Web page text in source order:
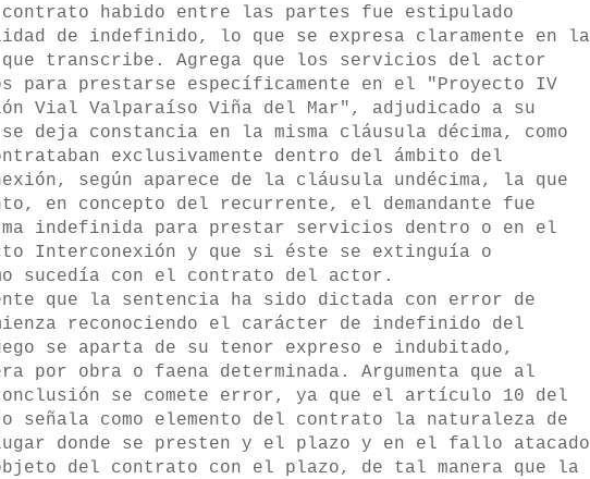
habido entre las partes fue estipulado
de indefinido, lo que se expresa claramente en la
transcribe. Agrega que los servicios del actor
para prestarse específicamente en el "Proyecto IV
Vial Valparaíso Viña del Mar", adjudicado a su
deja constancia en la misma cláusula décima, como
exclusivamente dentro del ámbito del
según aparece de la cláusula undécima, la que
en concepto del recurrente, el demandante fue
indefinida para prestar servicios dentro o en el
Interconexión y que si éste se extinguía o
sucedía con el contrato del actor.
que la sentencia ha sido dictada con error de
reconociendo el carácter de indefinido del
se aparta de su tenor expreso e indubitado,
por obra o faena determinada. Argumenta que al
se comete error, ya que el artículo 10 del
señala como elemento del contrato la naturaleza de
donde se presten y el plazo y en el fallo atacado
del contrato con el plazo, de tal manera que la